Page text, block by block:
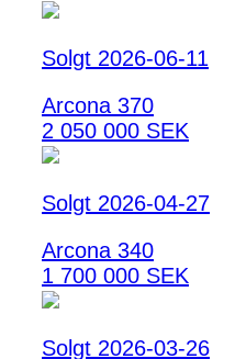
Solgt 2026-06-11
Arcona 370
2 050 000 SEK
Solgt 2026-04-27
Arcona 340
1 700 000 SEK
Solgt 2026-03-26